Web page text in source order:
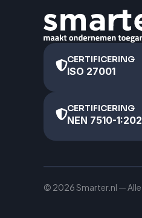
CERTIFICERING
ISO 27001
CERTIFICERING
NEN 7510-
© 2026 Smarter.nl —